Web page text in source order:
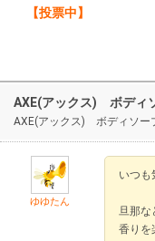
【投票中】
AXE(アックス) ボディ
AXE(アックス) ボディソー
ゆゆたん
いつも
旦那な
香りを